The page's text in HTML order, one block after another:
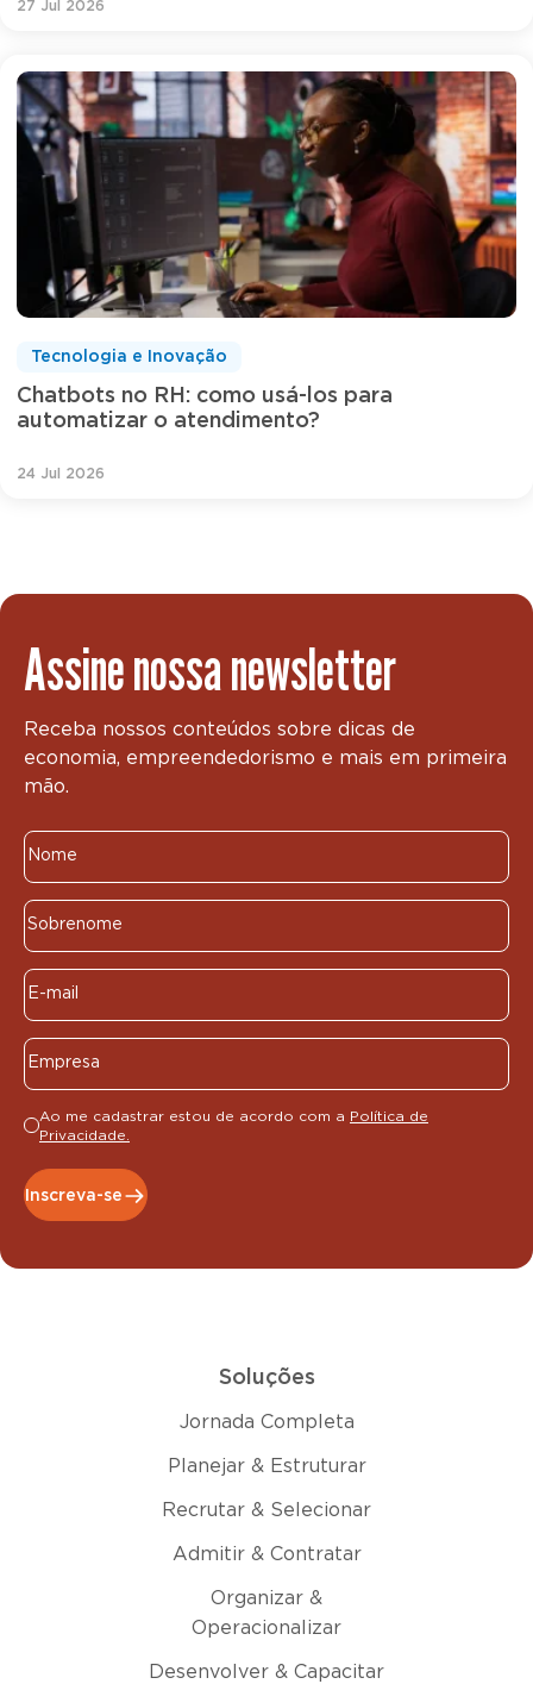
27 Jul 2026
Chatbots no RH: como usá-los para
automatizar o atendimento?
Tecnologia e Inovação
24 Jul 2026
Assine nossa newsletter
Receba nossos conteúdos sobre dicas de
economia, empreendedorismo e mais em primeira
mão.
Ao me cadastrar estou de acordo com a Política de
Privacidade.
Inscreva-se
Soluções
Jornada Completa
Planejar & Estruturar
Recrutar & Selecionar
Admitir & Contratar
Organizar &
Operacionalizar
Desenvolver & Capacitar